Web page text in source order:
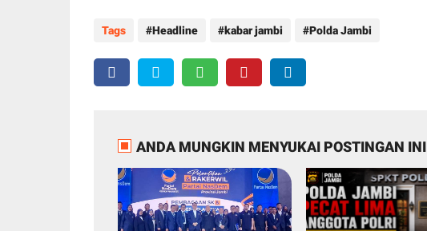
Tags Headline kabar jambi Polda Jambi
ANDA MUNGKIN MENYUKAI POSTINGAN INI